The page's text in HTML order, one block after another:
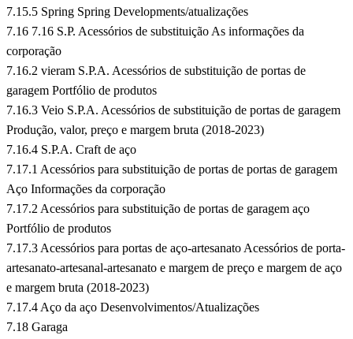
7.15.5 Spring Spring Developments/atualizações
7.16 7.16 S.P. Acessórios de substituição As informações da
corporação
7.16.2 vieram S.P.A. Acessórios de substituição de portas de
garagem Portfólio de produtos
7.16.3 Veio S.P.A. Acessórios de substituição de portas de garagem
Produção, valor, preço e margem bruta (2018-2023)
7.16.4 S.P.A. Craft de aço
7.17.1 Acessórios para substituição de portas de portas de garagem
Aço Informações da corporação
7.17.2 Acessórios para substituição de portas de garagem aço
Portfólio de produtos
7.17.3 Acessórios para portas de aço-artesanato Acessórios de porta-
artesanato-artesanal-artesanato e margem de preço e margem de aço
e margem bruta (2018-2023)
7.17.4 Aço da aço Desenvolvimentos/Atualizações
7.18 Garaga